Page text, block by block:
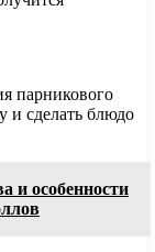
парникового
и сделать блюдо
и особенности